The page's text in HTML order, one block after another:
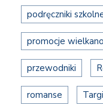
podręczniki
promocje
przewodniki
romanse